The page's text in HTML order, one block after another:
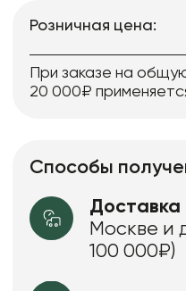
Розничная цена:
При заказе на
20 000₽
Способы
Доставка
Москве и
100 000₽)